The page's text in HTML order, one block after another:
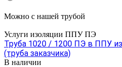
Можно с нашей трубой
Услуги изоляции ППУ ПЭ
Труба 1020 / 1200 ПЭ в ППУ
(труба заказчика)
В наличии